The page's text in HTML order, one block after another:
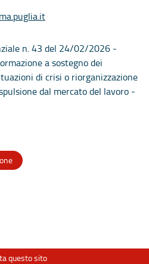
n. 43 del 24/02/2026 -
a sostegno dei
di crisi o riorganizzazione
dal mercato del lavoro -
questo sito